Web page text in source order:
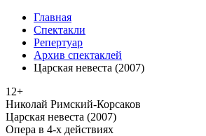
Главная
Спектакли
Репертуар
Архив спектаклей
Царская невеста (2007)
12+
Николай Римский-Корсаков
Царская невеста (2007)
Опера в 4-х действиях